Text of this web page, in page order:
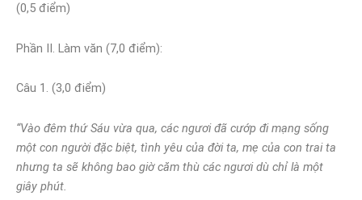
(0,5 điểm)
Phần II. Làm văn (7,0 điểm):
Câu 1. (3,0 điểm)
“Vào đêm thứ Sáu vừa qua, các ngươi đã cướp đi mạng sống
một con người đặc biệt, tình yêu của đời ta, mẹ của con trai ta
nhưng ta sẽ không bao giờ căm thù các ngươi dù chỉ là một
giây phút.